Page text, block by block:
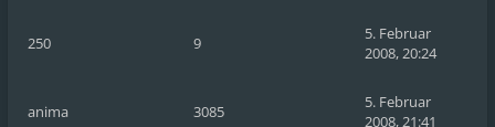
250 9
5. Februar
2008, 20:24
anima 3085
5. Februar
2008, 21:41